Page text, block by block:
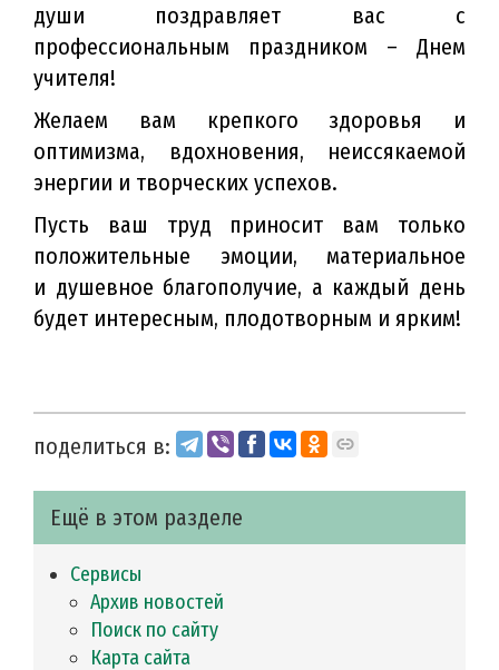
души поздравляет вас с
профессиональным праздником – Днем
учителя!
Желаем вам крепкого здоровья и
оптимизма, вдохновения, неиссякаемой
энергии и творческих успехов.
Пусть ваш труд приносит вам только
положительные эмоции, материальное
и душевное благополучие, а каждый день
будет интересным, плодотворным и ярким!
поделиться в:
Ещё в этом разделе
Сервисы
Архив новостей
Поиск по сайту
Карта сайта